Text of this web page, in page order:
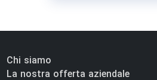
Chi siamo
La nostra offerta aziendale